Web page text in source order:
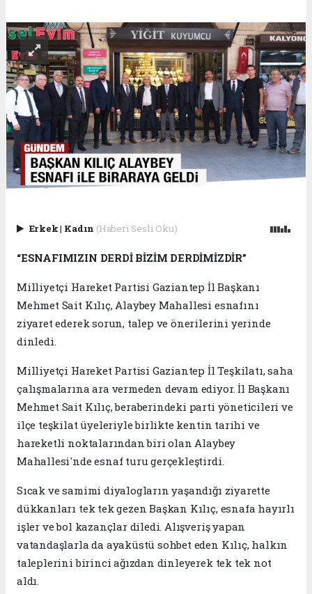
Erkek| Kadın (Haberi Sesli Oku)
“ESNAFIMIZIN DERDİ BİZİM DERDİMİZDİR”
Milliyetçi Hareket Partisi Gaziantep İl Başkanı
Mehmet Sait Kılıç, Alaybey Mahallesi esnafını
ziyaret ederek sorun, talep ve önerilerini yerinde
dinledi.
Milliyetçi Hareket Partisi Gaziantep İl Teşkilatı, saha
çalışmalarına ara vermeden devam ediyor. İl Başkanı
Mehmet Sait Kılıç, beraberindeki parti yöneticileri ve
ilçe teşkilat üyeleriyle birlikte kentin tarihi ve
hareketli noktalarından biri olan Alaybey
Mahallesi'nde esnaf turu gerçekleştirdi.
Sıcak ve samimi diyalogların yaşandığı ziyarette
dükkanları tek tek gezen Başkan Kılıç, esnafa hayırlı
işler ve bol kazançlar diledi. Alışveriş yapan
vatandaşlarla da ayaküstü sohbet eden Kılıç, halkın
taleplerini birinci ağızdan dinleyerek tek tek not
aldı.